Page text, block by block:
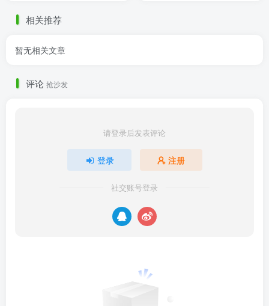
相关推荐
暂无相关文章
评论 抢沙发
请登录后发表评论
登录 注册
社交账号登录